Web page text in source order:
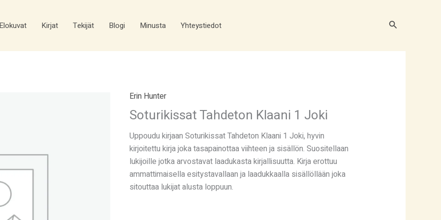
Elokuvat Kirjat Tekijät Blogi Minusta Yhteystiedot Hae
Erin Hunter
Soturikissat Tahdeton Klaani 1 Joki
Uppoudu kirjaan Soturikissat Tahdeton Klaani 1 Joki, hyvin
kirjoitettu kirja joka tasapainottaa viihteen ja sisällön. Suositellaan
lukijoille jotka arvostavat laadukasta kirjallisuutta. Kirja erottuu
ammattimaisella esitystavallaan ja laadukkaalla sisällöllään joka
sitouttaa lukijat alusta loppuun.